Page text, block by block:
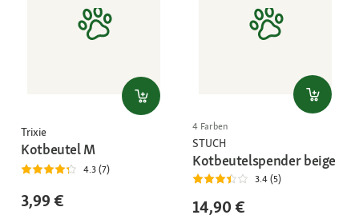
Trixie
Kotbeutel M
4.3 (7)
3,99 €
4 Farben
STUCH
Kotbeutelspender beige
3.4 (5)
14,90 €